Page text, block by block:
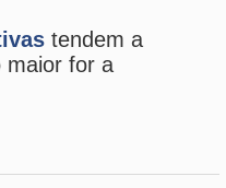
Euromillions